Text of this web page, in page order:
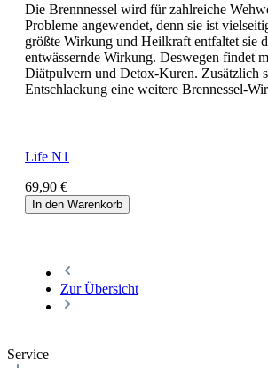
Die Brennnessel wird für zahlreiche
Probleme angewendet, denn sie ist
größte Wirkung und Heilkraft entfaltet sie
entwässernde Wirkung. Deswegen findet
Diätpulvern und Detox-Kuren. Zusätzlich
Entschlackung eine weitere Brennessel-
Life N1
69,90 €
In den Warenkorb
Zur Übersicht
Service